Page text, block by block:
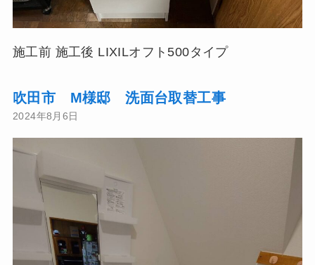
施工前 施工後 LIXILオフト500タイプ
吹田市 M様邸 洗面台取替工事
2024年8月6日